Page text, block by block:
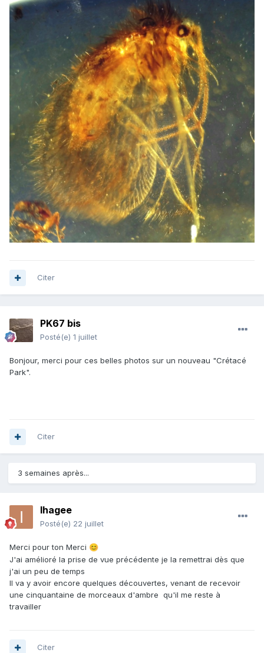
Citer
PK67 bis
Posté(e) 1 juillet
Bonjour, merci pour ces belles photos sur un nouveau "Crétacé
Park".
Citer
3 semaines après...
Ihagee
Posté(e) 22 juillet
Merci pour ton Merci 😊
J'ai amélioré la prise de vue précédente je la remettrai dès que
j'ai un peu de temps
Il va y avoir encore quelques découvertes, venant de recevoir
une cinquantaine de morceaux d'ambre qu'il me reste à
travailler
Citer